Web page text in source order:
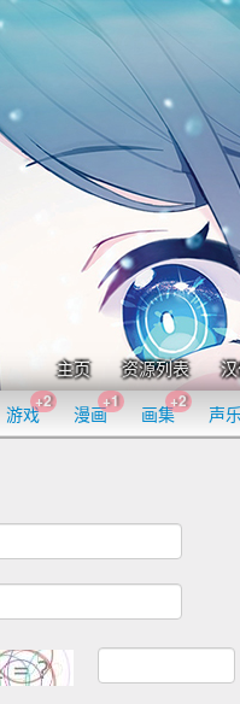
主页 资源列表
游戏
+2
漫画
+1
画集
+2
声